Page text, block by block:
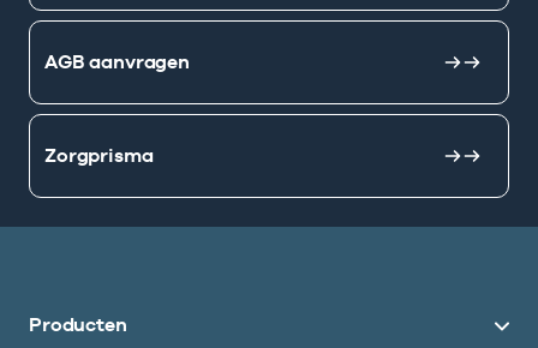
AGB aanvragen
Zorgprisma
Producten